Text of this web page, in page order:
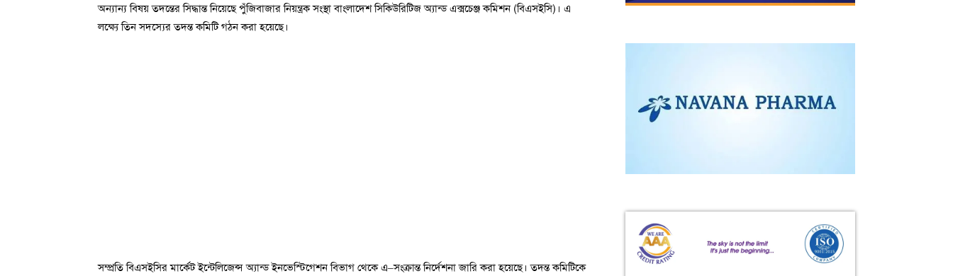
অন্যান্য বিষয় তদন্তের সিদ্ধান্ত নিয়েছে পুঁজিবাজার নিয়ন্ত্রক সংস্থা বাংলাদেশ সিকিউরিটিজ অ্যান্ড এক্সচেঞ্জ কমিশন (বিএসইসি)। এ
লক্ষ্যে তিন সদস্যের তদন্ত কমিটি গঠন করা হয়েছে।
সম্প্রতি বিএসইসির মার্কেট ইন্টেলিজেন্স অ্যান্ড ইনভেস্টিগেশন বিভাগ থেকে এ–সংক্রান্ত নির্দেশনা জারি করা হয়েছে। তদন্ত কমিটিকে